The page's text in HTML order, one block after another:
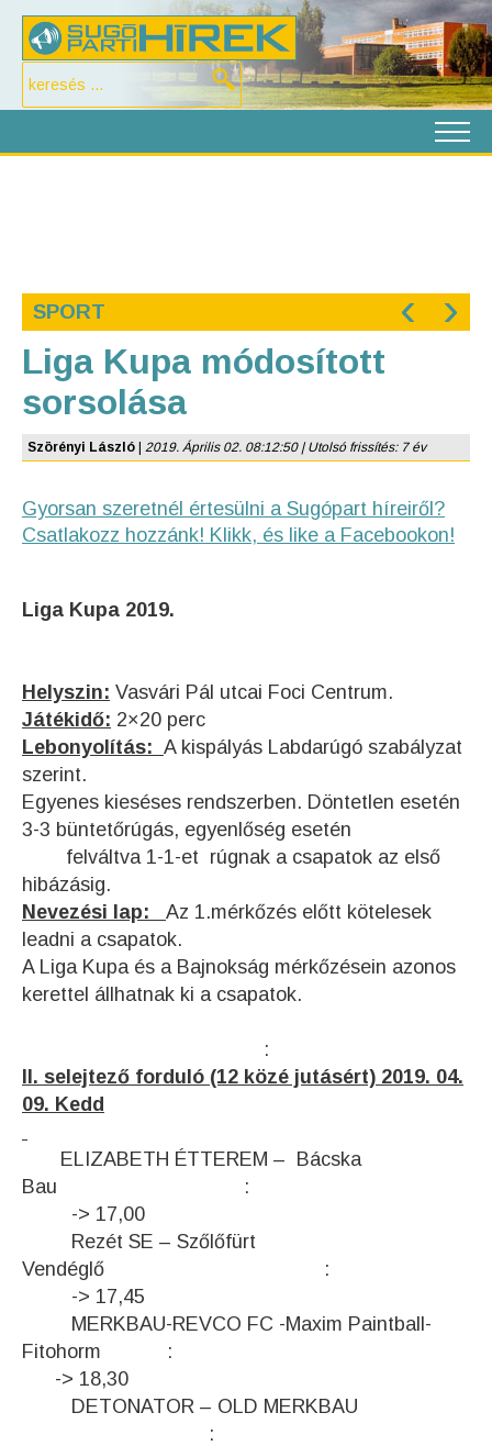
SPORT ‹ ›
Liga Kupa módosított
sorsolása
Szörényi László 2019. Április 02. 08:12:50 | Utolsó frissítés: 7 év
Gyorsan szeretnél értesülni a Sugópart híreiről?
Csatlakozz hozzánk! Klikk, és like a Facebookon!
Liga Kupa 2019.
Helyszin: Vasvári Pál utcai Foci Centrum.
Játékidő: 2×20 perc
Lebonyolítás: A kispályás Labdarúgó szabályzat
szerint.
Egyenes kieséses rendszerben. Döntetlen esetén
3-3 büntetőrúgás, egyenlőség esetén
felváltva 1-1-et rúgnak a csapatok az első
hibázásig.
Nevezési lap: Az 1.mérkőzés előtt kötelesek
leadni a csapatok.
A Liga Kupa és a Bajnokság mérkőzésein azonos
kerettel állhatnak ki a csapatok.
:
II. selejtező forduló (12 közé jutásért) 2019. 04.
09. Kedd
ELIZABETH ÉTTEREM – Bácska
Bau :
-> 17,00
Rezét SE – Szőlőfürt
Vendéglő
:
-> 17,45
MERKBAU-REVCO FC -Maxim Paintball-
Fitohorm :
-> 18,30
DETONATOR – OLD MERKBAU
: